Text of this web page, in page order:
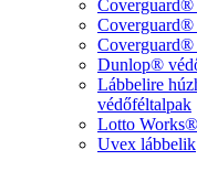
Coverguard®
Coverguard®
Dunlop®
Lábbelire
védőféltalpak
Lotto
Uvex lábbelik